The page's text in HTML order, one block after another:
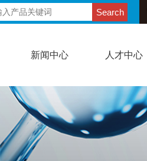
Search
新闻中心 人才中心